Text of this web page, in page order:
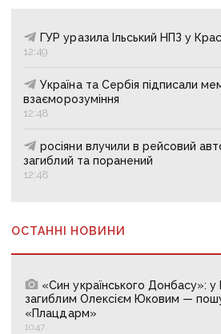
ГУР уразила Ільський НПЗ у
12:49
Україна та Сербія підписали
взаєморозуміння
12:48
росіяни влучили в рейсовий
загиблий та поранений
12:48
ОСТАННІ НОВИНИ
«Син українського Донбасу»: у
загиблим Олексієм Юковим —
«Плацдарм»
10:47